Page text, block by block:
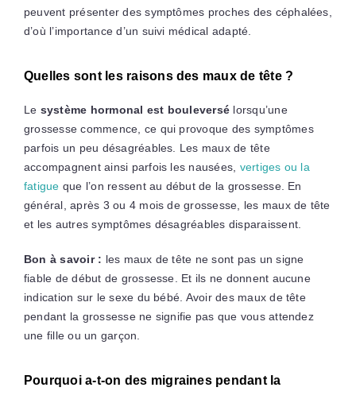
peuvent présenter des symptômes proches des céphalées,
d’où l’importance d’un suivi médical adapté.
Quelles sont les raisons des maux de tête ?
Le système hormonal est bouleversé lorsqu’une
grossesse commence, ce qui provoque des symptômes
parfois un peu désagréables. Les maux de tête
accompagnent ainsi parfois les nausées, vertiges ou la
fatigue que l’on ressent au début de la grossesse. En
général, après 3 ou 4 mois de grossesse, les maux de tête
et les autres symptômes désagréables disparaissent.
Bon à savoir : les maux de tête ne sont pas un signe
fiable de début de grossesse. Et ils ne donnent aucune
indication sur le sexe du bébé. Avoir des maux de tête
pendant la grossesse ne signifie pas que vous attendez
une fille ou un garçon.
Pourquoi a-t-on des migraines pendant la